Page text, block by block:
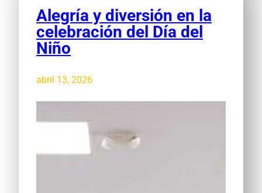
Alegría y diversión en la
celebración del Día del
Niño
abril 13, 2026